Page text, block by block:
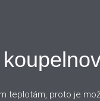
teplotám, proto je
neodmyslitelně